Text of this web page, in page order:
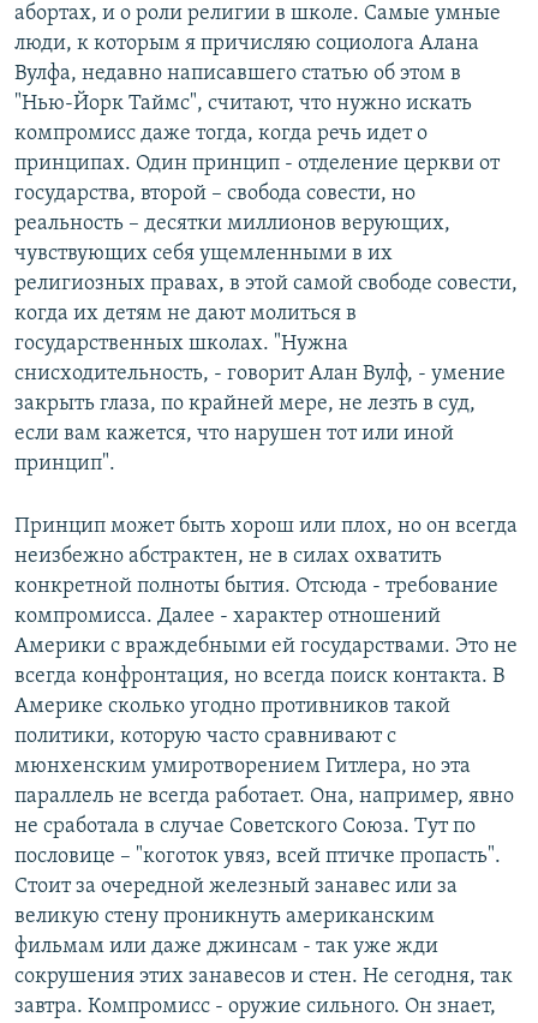
абортах, и о роли религии в школе. Самые умные
люди, к которым я причисляю социолога Алана
Вулфа, недавно написавшего статью об этом в
"Нью-Йорк Таймс", считают, что нужно искать
компромисс даже тогда, когда речь идет о
принципах. Один принцип - отделение церкви от
государства, второй – свобода совести, но
реальность – десятки миллионов верующих,
чувствующих себя ущемленными в их
религиозных правах, в этой самой свободе совести,
когда их детям не дают молиться в
государственных школах. "Нужна
снисходительность, - говорит Алан Вулф, - умение
закрыть глаза, по крайней мере, не лезть в суд,
если вам кажется, что нарушен тот или иной
принцип".
Принцип может быть хорош или плох, но он всегда
неизбежно абстрактен, не в силах охватить
конкретной полноты бытия. Отсюда - требование
компромисса. Далее - характер отношений
Америки с враждебными ей государствами. Это не
всегда конфронтация, но всегда поиск контакта. В
Америке сколько угодно противников такой
политики, которую часто сравнивают с
мюнхенским умиротворением Гитлера, но эта
параллель не всегда работает. Она, например, явно
не сработала в случае Советского Союза. Тут по
пословице – "коготок увяз, всей птичке пропасть".
Стоит за очередной железный занавес или за
великую стену проникнуть американским
фильмам или даже джинсам - так уже жди
сокрушения этих занавесов и стен. Не сегодня, так
завтра. Компромисс - оружие сильного. Он знает,